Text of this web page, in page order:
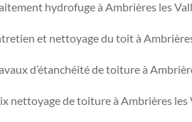
hydrofuge à Ambrières les
et nettoyage du toit à
d’étanchéité de toiture à
nettoyage de toiture à Ambrières les